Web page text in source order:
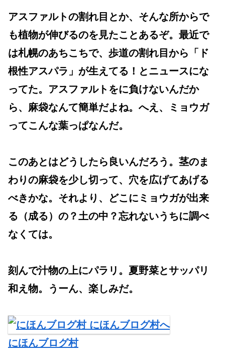
アスファルトの割れ目とか、そんな所からで
も植物が伸びるのを見たことあるぞ。最近で
は札幌のあちこちで、歩道の割れ目から「ド
根性アスパラ」が生えてる！とニュースにな
ってた。アスファルトをに負けないんだか
ら、麻袋なんて簡単だよね。へえ、ミョウガ
ってこんな葉っぱなんだ。
このあとはどうしたら良いんだろう。茎のま
わりの麻袋を少し切って、穴を広げてあげる
べきかな。それより、どこにミョウガが出来
る（成る）の？土の中？忘れないうちに調べ
なくては。
刻んで汁物の上にパラリ。夏野菜とサッパリ
和え物。うーん、楽しみだ。
にほんブログ村